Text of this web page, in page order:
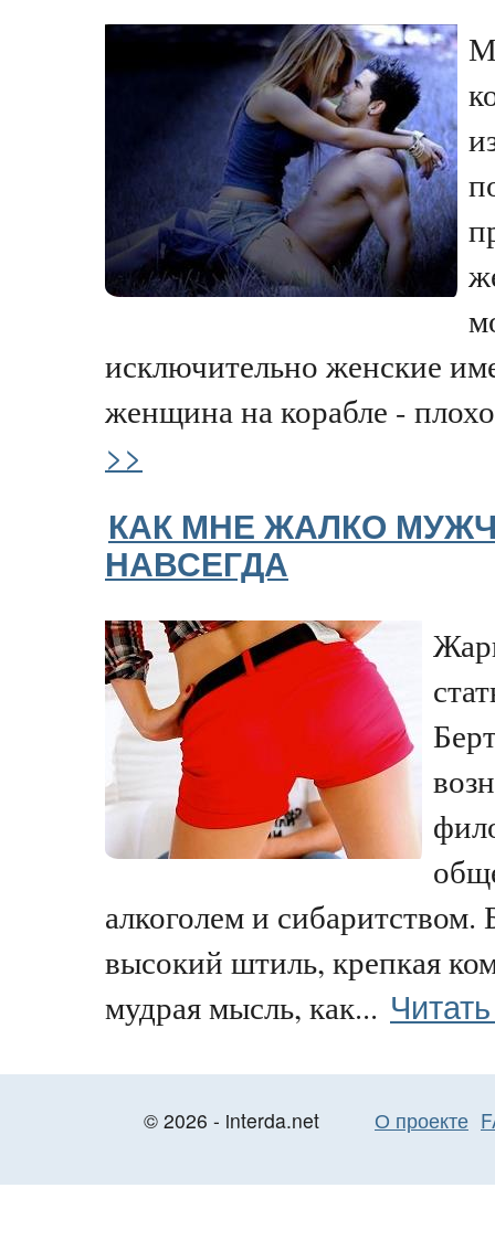
исключительно женские
женщина на корабле -
>>
КАК МНЕ ЖАЛКО
НАВСЕГДА
алкоголем и сибаритством.
высокий штиль, крепкая
мудрая мысль, как...
© 2026 - interda.net О проекте